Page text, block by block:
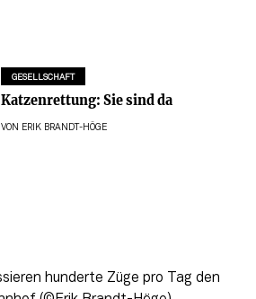
GESELLSCHAFT
Katzenrettung: Sie sind da
VON ERIK BRANDT-HÖGE